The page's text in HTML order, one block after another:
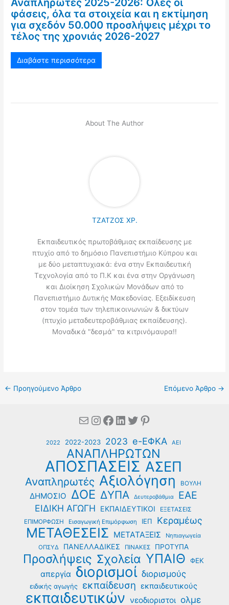
Αναπληρωτές 2025-2026: Όλες οι
φάσεις, όλα τα στοιχεία και η εκτίμηση
για σχεδόν 50.000 προσλήψεις μέχρι το
τέλος της χρονιάς 2026-2027
Διαβάστε περισσότερα
About The Author
ΤΖΑΤΖΟΣ ΧΡ.
Εκπαιδευτικός πρωτοβάθμιας εκπαίδευσης με
πτυχίο από το δημόσιο Πανεπιστήμιο Κύπρου και
με δύο μεταπτυχιακά: ένα στην Εκπαιδευτική
Τεχνολογία από το Π.Κ και ένα στην Οργάνωση
και Διοίκηση Σχολικών Μονάδων από το
Πανεπιστήμιο Δυτικής Μακεδονίας. Εξειδίκευση
στον τομέα των τηλεπικοινωνιών & δικτύων
(πτυχίο μεταδευτεροβάθμιας εκπαίδευσης).
Μοναδικά "δεσμά" τα κιτρινόμαυρα!!
← Προηγούμενο Άρθρο Επόμενο Άρθρο →
MailInstagram
Facebook
Linkedin
Twitter
Pinterest
2022 2022-2023 2023 e-ΕΦΚΑ ΑΕΙ
ΑΝΑΠΛΗΡΩΤΩΝ
ΑΠΟΣΠΑΣΕΙΣ ΑΣΕΠ
Αναπληρωτές Αξιολόγηση ΒΟΥΛΗ
ΔΗΜΟΣΙΟ ΔΟΕ ΔΥΠΑ Δευτεροβάθμια ΕΑΕ
ΕΙΔΙΚΗ ΑΓΩΓΗ ΕΚΠΑΙΔΕΥΤΙΚΟΙ ΕΞΕΤΑΣΕΙΣ
ΕΠΙΜΟΡΦΩΣΗ Εισαγωγική Επιμόρφωση ΙΕΠ Κεραμέως
ΜΕΤΑΘΕΣΕΙΣ ΜΕΤΑΤΑΞΕΙΣ
Νηπιαγωγεία
ΟΠΣΥΔ
ΠΑΝΕΛΛΑΔΙΚΕΣ ΠΙΝΑΚΕΣ ΠΡΟΤΥΠΑ
Προσλήψεις Σχολεία ΥΠΑΙΘ ΦΕΚ
απεργία διορισμοί διορισμούς
ειδικής αγωγής εκπαίδευση εκπαιδευτικούς
εκπαιδευτικών νεοδιοριστοι ολμε